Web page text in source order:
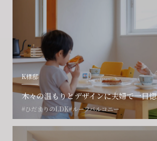
K様邸
木々の温もりとデザインに夫婦で一目
#ひだまりのLDK#ルーフバルコニー